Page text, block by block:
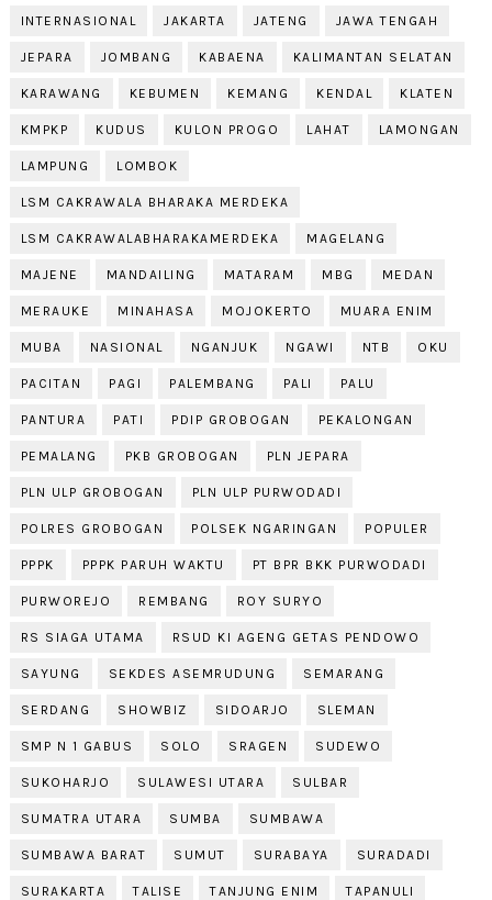
INTERNASIONAL JAKARTA JATENG JAWA TENGAH
JEPARA JOMBANG KABAENA KALIMANTAN SELATAN
KARAWANG KEBUMEN KEMANG KENDAL KLATEN
KMPKP KUDUS KULON PROGO LAHAT LAMONGAN
LAMPUNG LOMBOK
LSM CAKRAWALA BHARAKA MERDEKA
LSM CAKRAWALABHARAKAMERDEKA MAGELANG
MAJENE MANDAILING MATARAM MBG MEDAN
MERAUKE MINAHASA MOJOKERTO MUARA ENIM
MUBA NASIONAL NGANJUK NGAWI NTB OKU
PACITAN PAGI PALEMBANG PALI PALU
PANTURA PATI PDIP GROBOGAN PEKALONGAN
PEMALANG PKB GROBOGAN PLN JEPARA
PLN ULP GROBOGAN PLN ULP PURWODADI
POLRES GROBOGAN POLSEK NGARINGAN POPULER
PPPK PPPK PARUH WAKTU PT BPR BKK PURWODADI
PURWOREJO REMBANG ROY SURYO
RS SIAGA UTAMA RSUD KI AGENG GETAS PENDOWO
SAYUNG SEKDES ASEMRUDUNG SEMARANG
SERDANG SHOWBIZ SIDOARJO SLEMAN
SMP N 1 GABUS SOLO SRAGEN SUDEWO
SUKOHARJO SULAWESI UTARA SULBAR
SUMATRA UTARA SUMBA SUMBAWA
SUMBAWA BARAT SUMUT SURABAYA SURADADI
SURAKARTA TALISE TANJUNG ENIM TAPANULI